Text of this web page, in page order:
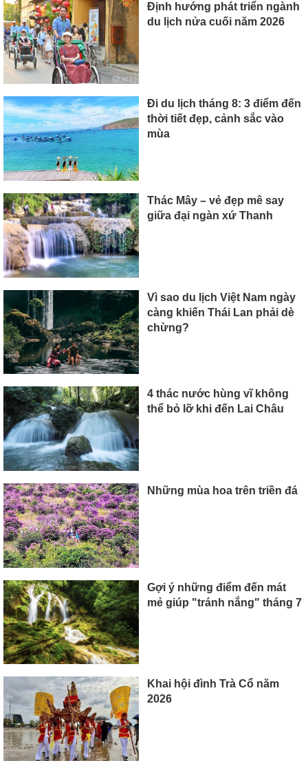
Định hướng phát triển ngành
du lịch nửa cuối năm 2026
Đi du lịch tháng 8: 3 điểm đến
thời tiết đẹp, cảnh sắc vào
mùa
Thác Mây – vẻ đẹp mê say
giữa đại ngàn xứ Thanh
Vì sao du lịch Việt Nam ngày
càng khiến Thái Lan phải dè
chừng?
4 thác nước hùng vĩ không
thể bỏ lỡ khi đến Lai Châu
Những mùa hoa trên triền đá
Gợi ý những điểm đến mát
mẻ giúp "tránh nắng" tháng 7
Khai hội đình Trà Cổ năm
2026